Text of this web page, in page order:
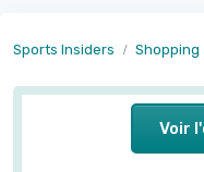
Sports Insiders Shopping
Voir